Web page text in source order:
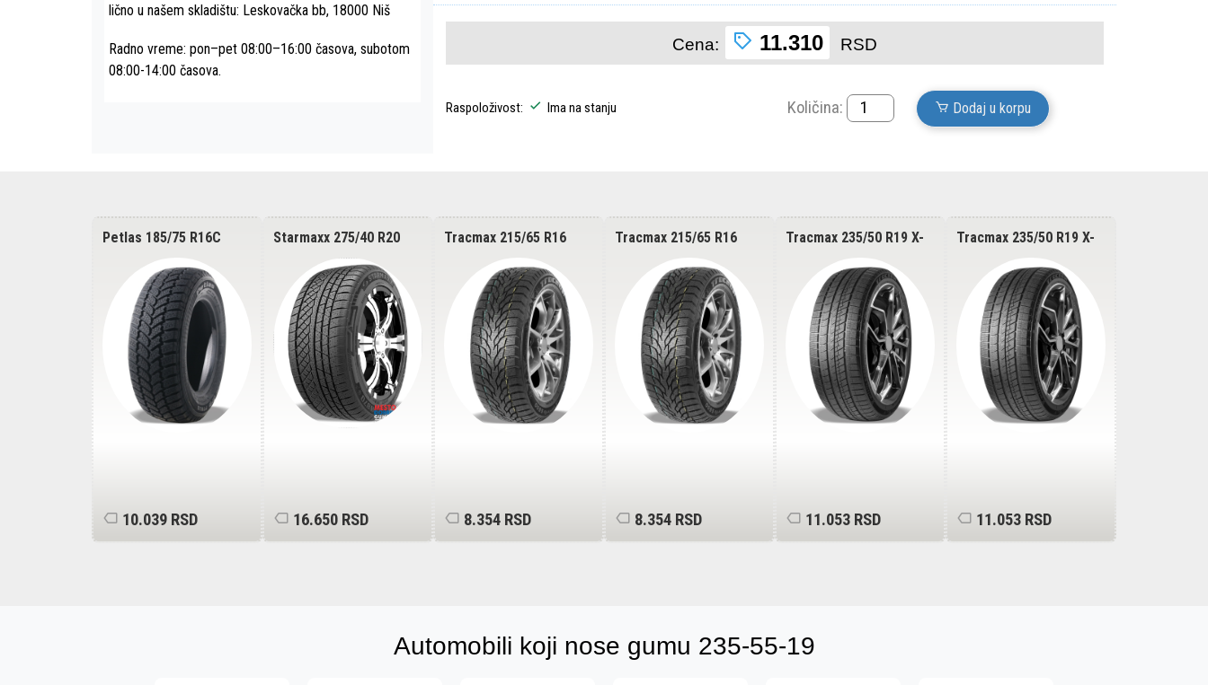
lično u našem skladištu: Leskovačka bb, 18000 Niš
Radno vreme: pon–pet 08:00–16:00 časova, subotom
08:00-14:00 časova.
Cena: 11.310 RSD
Raspoloživost: Ima na stanju Količina: Dodaj u korpu
Petlas 185/75 R16C
10.039 RSD
Starmaxx 275/40 R20
Incurro Winter W870
REINFORCED 106V
16.650 RSD
Tracmax 215/65 R16
8.354 RSD
Tracmax 215/65 R16
8.354 RSD
Tracmax 235/50 R19 X-
11.053 RSD
Tracmax 235/50 R19 X-
11.053 RSD
Automobili koji nose gumu 235-55-19